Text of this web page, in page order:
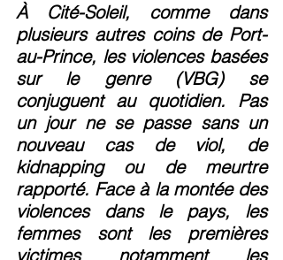
À Cité-Soleil, comme dans
plusieurs autres coins de Port-
au-Prince, les violences basées
sur le genre (VBG) se
conjuguent au quotidien. Pas
un jour ne se passe sans un
nouveau cas de viol, de
kidnapping ou de meurtre
rapporté. Face à la montée des
violences dans le pays, les
femmes sont les premières
victimes notamment les